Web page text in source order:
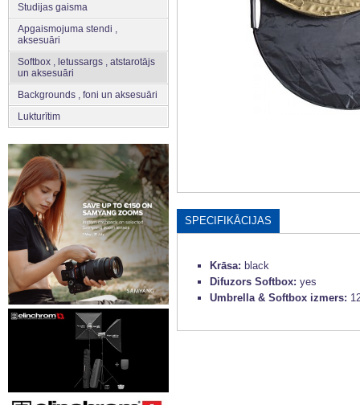
Studijas gaisma
Apgaismojuma stendi ,
aksesuāri
Softbox , letussargs , atstarotājs
un aksesuāri
Backgrounds , foni un aksesuāri
Lukturītim
SPECIFIKĀCIJAS
Krāsa: black
Difuzors Softbox: yes
Umbrella & Softbox izmers: